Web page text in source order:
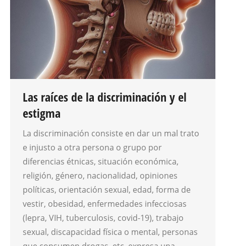
Las raíces de la discriminación y el
estigma
La discriminación consiste en dar un mal trato
e injusto a otra persona o grupo por
diferencias étnicas, situación económica,
religión, género, nacionalidad, opiniones
políticas, orientación sexual, edad, forma de
vestir, obesidad, enfermedades infecciosas
(lepra, VIH, tuberculosis, covid-19), trabajo
sexual, discapacidad física o mental, personas